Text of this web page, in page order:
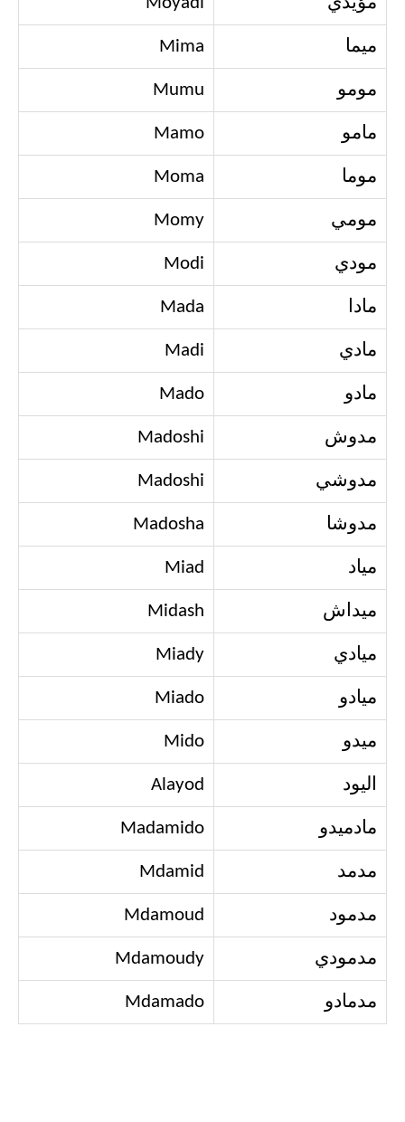
ميما Mima
مومو Mumu
مامو Mamo
موما Moma
مومي Momy
مودي Modi
مادا Mada
مادي Madi
مادو Mado
مدوش Madoshi
مدوشي Madoshi
مدوشا Madosha
مياد Miad
ميداش Midash
ميادي Miady
ميادو Miado
ميدو Mido
اليود Alayod
مادميدو Madamido
مدمد Mdamid
مدمود Mdamoud
مدمودي Mdamoudy
مدمادو Mdamado